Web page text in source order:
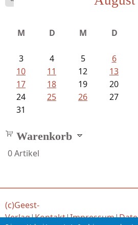
M D M D
3
4 5 6
10
11 12 13
17
18 19 20
24
25 26 27
31
Warenkorb
0Artikel
(c)Geest-
Verlag|Kontakt|Impressum|